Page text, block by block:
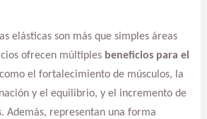
elásticas son más que simples áreas
ofrecen múltiples beneficios para el
el fortalecimiento de músculos, la
y el equilibrio, y el incremento de
Además, representan una forma